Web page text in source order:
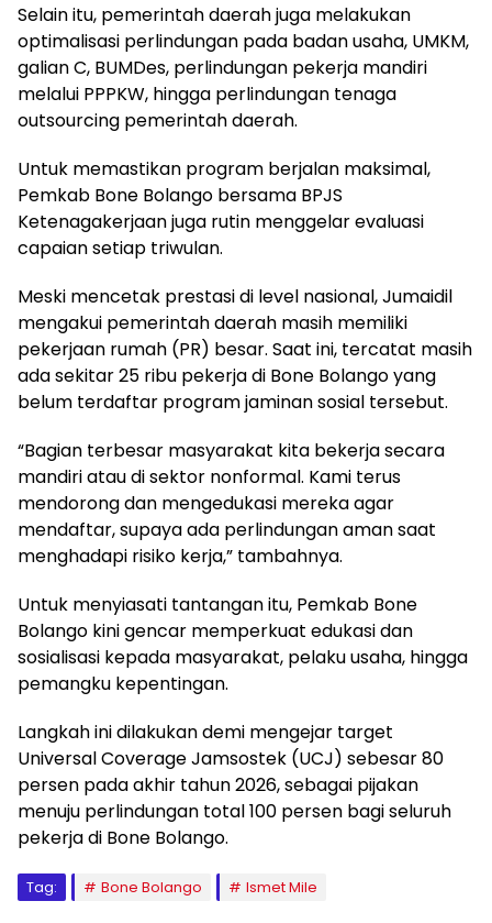
Selain itu, pemerintah daerah juga melakukan
optimalisasi perlindungan pada badan usaha, UMKM,
galian C, BUMDes, perlindungan pekerja mandiri
melalui PPPKW, hingga perlindungan tenaga
outsourcing pemerintah daerah.
Untuk memastikan program berjalan maksimal,
Pemkab Bone Bolango bersama BPJS
Ketenagakerjaan juga rutin menggelar evaluasi
capaian setiap triwulan.
Meski mencetak prestasi di level nasional, Jumaidil
mengakui pemerintah daerah masih memiliki
pekerjaan rumah (PR) besar. Saat ini, tercatat masih
ada sekitar 25 ribu pekerja di Bone Bolango yang
belum terdaftar program jaminan sosial tersebut.
“Bagian terbesar masyarakat kita bekerja secara
mandiri atau di sektor nonformal. Kami terus
mendorong dan mengedukasi mereka agar
mendaftar, supaya ada perlindungan aman saat
menghadapi risiko kerja,” tambahnya.
Untuk menyiasati tantangan itu, Pemkab Bone
Bolango kini gencar memperkuat edukasi dan
sosialisasi kepada masyarakat, pelaku usaha, hingga
pemangku kepentingan.
Langkah ini dilakukan demi mengejar target
Universal Coverage Jamsostek (UCJ) sebesar 80
persen pada akhir tahun 2026, sebagai pijakan
menuju perlindungan total 100 persen bagi seluruh
pekerja di Bone Bolango.
Tag: Bone Bolango Ismet Mile